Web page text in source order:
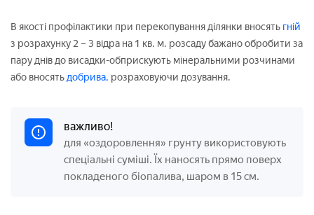
В якості профілактики при перекопування ділянки вносять гній
з розрахунку 2 – 3 відра на 1 кв. м. розсаду бажано обробити за
пару днів до висадки-обприскують мінеральними розчинами
або вносятьдобрива, розраховуючи дозування.
важливо!
для «оздоровлення» грунту використовують
спеціальні суміші. Їх наносять прямо поверх
покладеного біопалива, шаром в 15 см.